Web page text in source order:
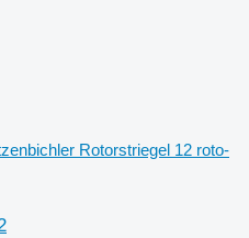
Rotorstriegel 12 roto-